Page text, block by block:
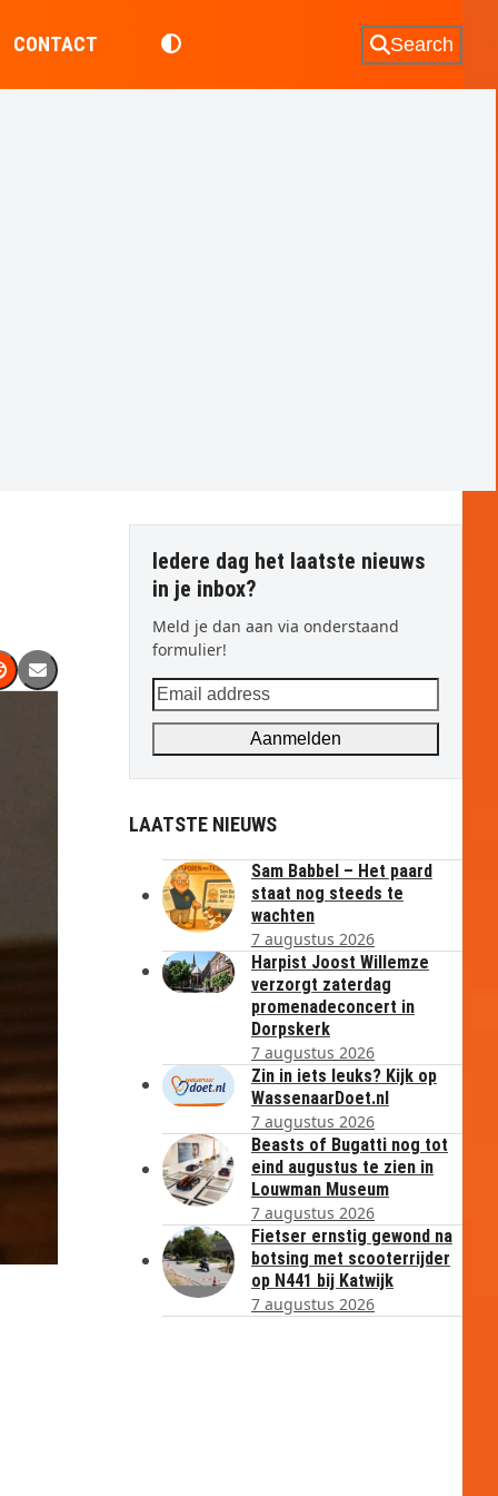
CONTACT Search
Iedere dag het laatste nieuws
in je inbox?
Meld je dan aan via onderstaand
formulier!
Email
address
Aanmelden
LAATSTE NIEUWS
Sam Babbel – Het paard
staat nog steeds te
wachten
7 augustus 2026
Harpist Joost Willemze
verzorgt zaterdag
promenadeconcert in
Dorpskerk
7 augustus 2026
Zin in iets leuks? Kijk op
WassenaarDoet.nl
7 augustus 2026
Beasts of Bugatti nog tot
eind augustus te zien in
Louwman Museum
7 augustus 2026
Fietser ernstig gewond na
botsing met scooterrijder
op N441 bij Katwijk
7 augustus 2026